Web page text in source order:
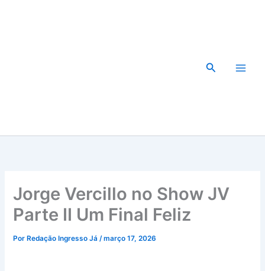
Pesquisar
Jorge Vercillo no Show JV
Parte II Um Final Feliz
Por Redação Ingresso Já/março 17, 2026